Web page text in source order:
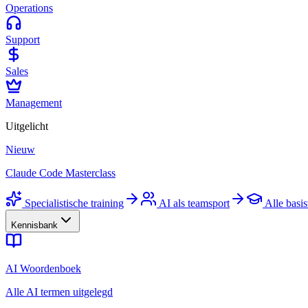
Operations
Support
Sales
Management
Uitgelicht
Nieuw
Claude Code Masterclass
Specialistische training AI als teamsport Alle
Kennisbank
AI Woordenboek
Alle AI termen uitgelegd